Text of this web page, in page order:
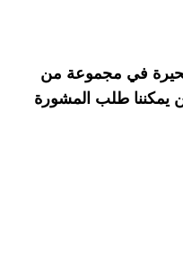
في مجموعة من
يمكننا طلب المشورة